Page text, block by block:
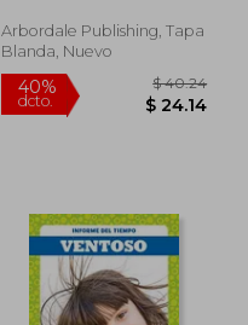
Arbordale Publishing, Tapa
Blanda, Nuevo